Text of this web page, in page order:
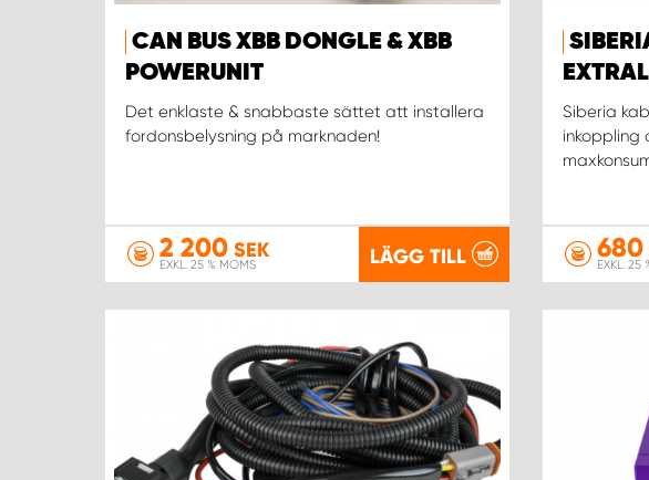
CAN BUS XBB DONGLE & XBB
POWERUNIT
Det enklaste & snabbaste sättet att installera
fordonsbelysning på marknaden!
2 200 SEK
EXKL. 25 % MOMS LÄGG TILL
Siberia
inkoppling
680
EXKL. 25